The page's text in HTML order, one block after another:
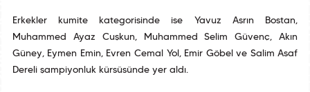
Erkekler kumite kategorisinde ise Yavuz Asrın Bostan,
Muhammed Ayaz Cuşkun, Muhammed Selim Güvenç, Akın
Güney, Eymen Emin, Evren Cemal Yol, Emir Göbel ve Salim Asaf
Dereli şampiyonluk kürsüsünde yer aldı.